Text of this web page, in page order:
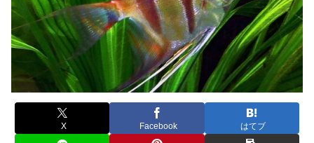
X Facebook はてブ